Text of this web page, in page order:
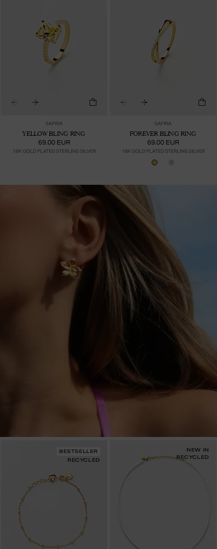
SAFIRA
YELLOW BLING RING
69.00 EUR
18K GOLD PLATED STERLING SILVER
SAFIRA
FOREVER BLING RING
69.00 EUR
18K GOLD PLATED STERLING SILVER
BESTSELLER
RECYCLED
NEW IN
RECYCLED